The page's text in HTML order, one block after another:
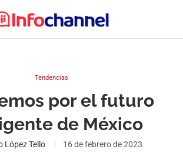
Tendencias
por el futuro
de México
López Tello 16 de febrero de 2023